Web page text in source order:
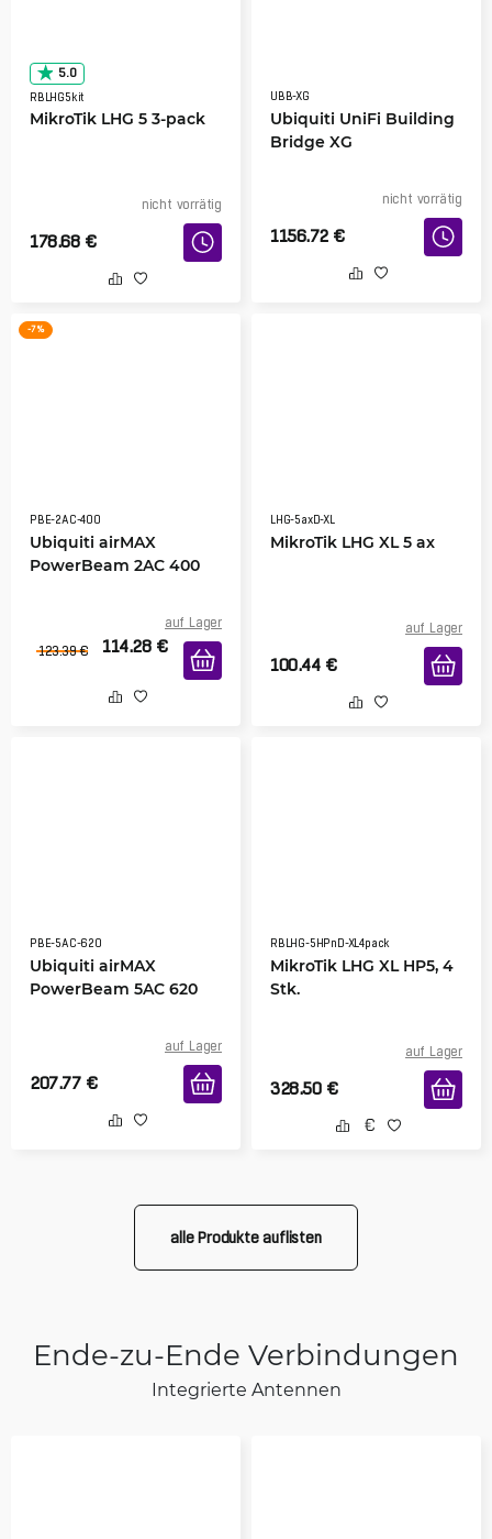
5.0
RBLHG5kit
MikroTik LHG 5 3-pack
nicht vorrätig
178.68 €
UBB-XG
Ubiquiti UniFi Building
Bridge XG
nicht vorrätig
1156.72 €
-7 %
PBE-2AC-400
Ubiquiti airMAX
PowerBeam 2AC 400
auf Lager
123.39 € 114.28 €
LHG-5axD-XL
MikroTik LHG XL 5 ax
auf Lager
100.44 €
PBE-5AC-620
Ubiquiti airMAX
PowerBeam 5AC 620
auf Lager
207.77 €
RBLHG-5HPnD-XL4pack
MikroTik LHG XL HP5, 4
Stk.
auf Lager
328.50 €
alle Produkte auflisten
Ende-zu-Ende Verbindungen
Integrierte Antennen